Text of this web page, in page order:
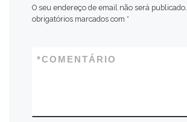
O seu endereço de email não será publicado.
obrigatórios marcados com *
COMENTÁRIO
*